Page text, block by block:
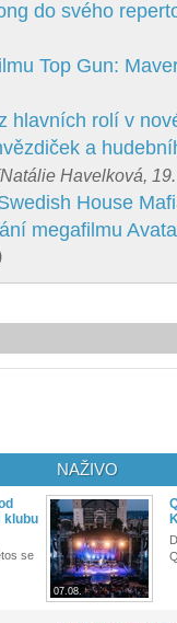
do svého
Top Gun:
hlavních rolí v
a
Havelková,
House
megafilmu
klubu
se
NAŽIVO
07.08.